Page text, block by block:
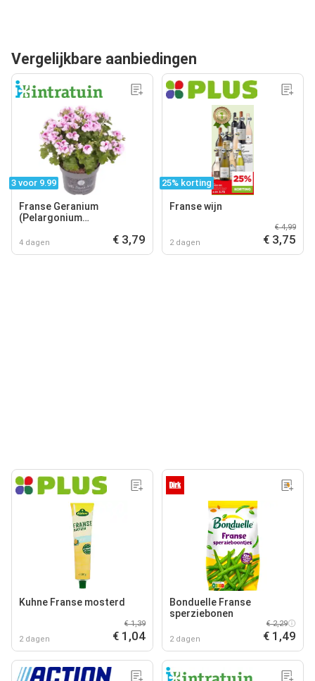
Vergelijkbare aanbiedingen
3 voor 9.99
Franse Geranium
(Pelargonium
H 15 cm
4 dagen € 3,79
25% korting
Franse wijn
2 dagen
€ 4,99
€ 3,75
Kuhne Franse mosterd
2 dagen
€ 1,39
€ 1,04
Bonduelle Franse
sperziebonen
2 dagen
€ 2,29
€ 1,49